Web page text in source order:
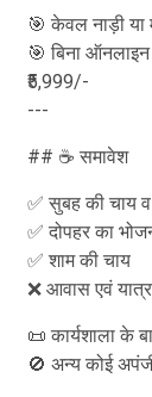
🎯 केवल नाड़ी या
🎯 बिना
₹5,999/-
---
## ☕ समावेश
✅ सुबह की चाय व
✅ दोपहर का
✅ शाम की चाय
❌ आवास एवं
📜 कार्यशाला के
🚫 अन्य कोई